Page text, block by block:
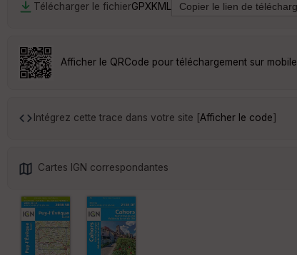
Télécharger le fichierGPXKML
Afficher le QRCode pour téléchargement sur mobile
Intégrez cette trace dans votre site [Afficher le code]
Cartes IGN correspondantes